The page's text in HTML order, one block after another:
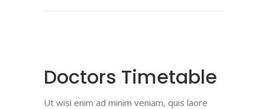
Doctors Timetable
Ut wisi enim ad minim veniam, quis laore